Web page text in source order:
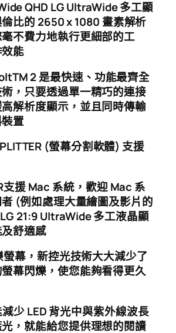
QHD LG UltraWide 多工顯
比的 2650 x 1080 畫素解析
不費力地執行更細部的工
能
2 是最快速、功能最齊全
，只要透過單一精巧的連接
解析度顯示，並且同時傳輸
置
(螢幕分割軟體) 支援
支援 Mac 系統，歡迎 Mac 系
(例如處理大量繪圖及影片的
21:9 UltraWide 多工液晶顯
舒適感
幕，新控光技術大大減少了
幕閃爍，使您能夠看得更久
少 LED 背光中與紫外線波長
，就能給您提供理想的閱讀